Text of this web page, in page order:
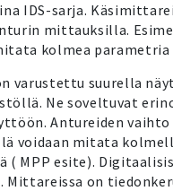
IDS-sarja.
mittauksilla.
kolmea parametria
varustettu suurella
Ne soveltuvat
Antureiden vaihto
voidaan mitata
( MPP esite).
Mittareissa on